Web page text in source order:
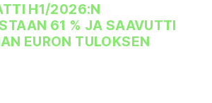
H1/2026:N
61 % JA SAAVUTTI
EURON TULOKSEN